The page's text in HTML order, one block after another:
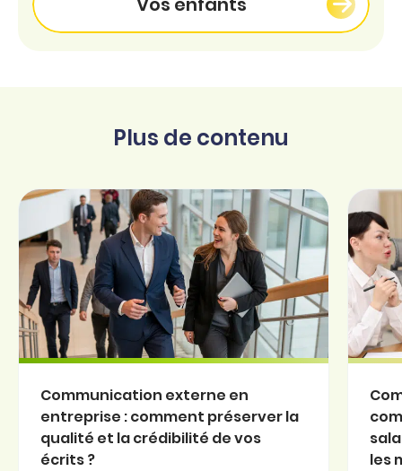
Plus de contenu
Communication externe en
entreprise : comment préserver la
qualité et la crédibilité de vos
écrits ?
les